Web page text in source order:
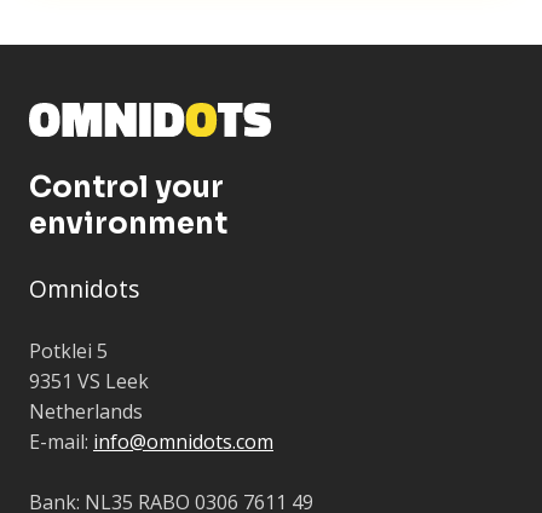
Control your
environment
Omnidots
Potklei 5
9351 VS Leek
Netherlands
E-mail: info@omnidots.com
Bank: NL35 RABO 0306 7611 49